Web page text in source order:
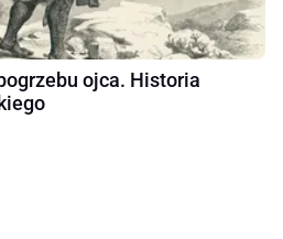
ojca. Historia